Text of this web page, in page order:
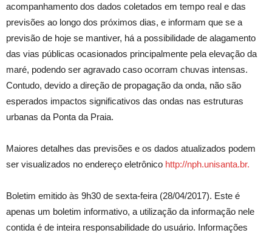
acompanhamento dos dados coletados em tempo real e das
previsões ao longo dos próximos dias, e informam que se a
previsão de hoje se mantiver, há a possibilidade de alagamento
das vias públicas ocasionados principalmente pela elevação da
maré, podendo ser agravado caso ocorram chuvas intensas.
Contudo, devido a direção de propagação da onda, não são
esperados impactos significativos das ondas nas estruturas
urbanas da Ponta da Praia.
Maiores detalhes das previsões e os dados atualizados podem
ser visualizados no endereço eletrônico http://nph.unisanta.br.
Boletim emitido às 9h30 de sexta-feira (28/04/2017). Este é
apenas um boletim informativo, a utilização da informação nele
contida é de inteira responsabilidade do usuário. Informações